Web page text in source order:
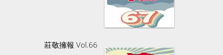
莊敬擁報 Vol.66